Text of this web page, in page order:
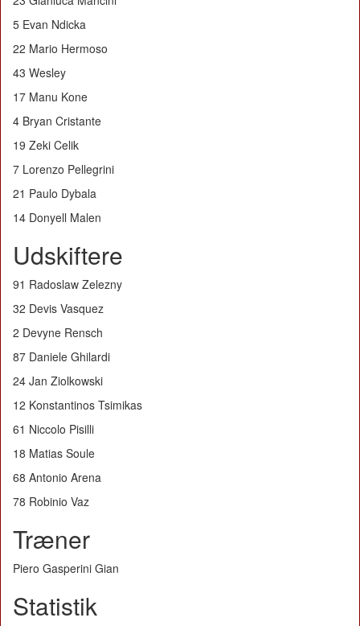
5 Evan Ndicka
22 Mario Hermoso
43 Wesley
17 Manu Kone
4 Bryan Cristante
19 Zeki Celik
7 Lorenzo Pellegrini
21 Paulo Dybala
14 Donyell Malen
Udskiftere
91 Radoslaw Zelezny
32 Devis Vasquez
2 Devyne Rensch
87 Daniele Ghilardi
24 Jan Ziolkowski
12 Konstantinos Tsimikas
61 Niccolo Pisilli
18 Matias Soule
68 Antonio Arena
78 Robinio Vaz
Træner
Piero Gasperini Gian
Statistik